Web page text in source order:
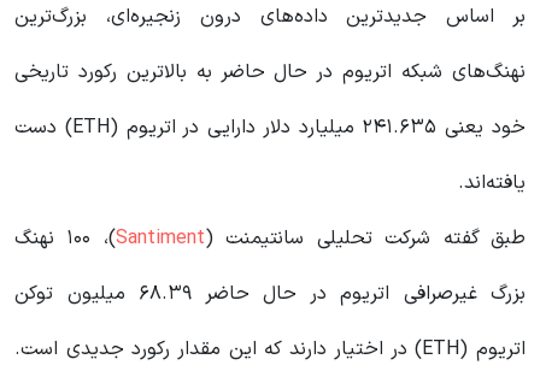
بر اساس جدیدترین داده‌های درون زنجیره‌ای،‌ بزرگ‌ترین
نهنگ‌های شبکه اتریوم در حال حاضر به بالاترین رکورد تاریخی
خود یعنی ۲۴۱.۶۳۵ میلیارد دلار دارایی در اتریوم (ETH) دست
یافته‌اند.
طبق گفته شرکت تحلیلی سانتیمنت (Santiment
)، ۱۰۰ نهنگ
بزرگ غیرصرافی اتریوم در حال حاضر ۶۸.۳۹ میلیون توکن
اتریوم (ETH) در اختیار دارند که این مقدار رکورد جدیدی است.